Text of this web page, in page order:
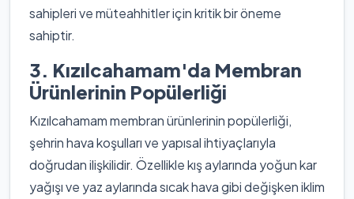
sahipleri ve müteahhitler için kritik bir öneme
sahiptir.
3. Kızılcahamam'da Membran
Ürünlerinin Popülerliği
Kızılcahamam membran ürünlerinin popülerliği,
şehrin hava koşulları ve yapısal ihtiyaçlarıyla
doğrudan ilişkilidir. Özellikle kış aylarında yoğun kar
yağışı ve yaz aylarında sıcak hava gibi değişken iklim